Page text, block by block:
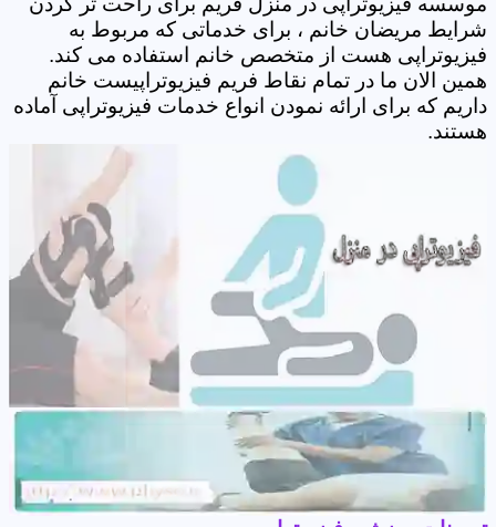
شرایط مریضان خانم ، برای خدماتی که مربوط به
فیزیوتراپی هست از متخصص خانم استفاده می کند.
همین الان ما در تمام نقاط فریم فیزیوتراپیست خانم
داریم که برای ارائه نمودن انواع خدمات فیزیوتراپی آماده
هستند.